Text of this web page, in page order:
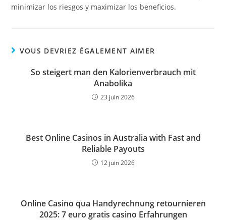
minimizar los riesgos y maximizar los beneficios.
VOUS DEVRIEZ ÉGALEMENT AIMER
So steigert man den Kalorienverbrauch mit
Anabolika
23 juin 2026
Best Online Casinos in Australia with Fast and
Reliable Payouts
12 juin 2026
Online Casino qua Handyrechnung retournieren
2025: 7 euro gratis casino Erfahrungen